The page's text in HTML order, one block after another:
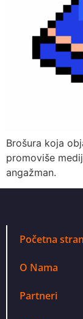
Brošura koja
promoviše
angažman.
Početna
O Nama
Partneri